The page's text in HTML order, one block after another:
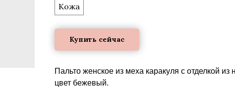
Кожа
Купить сейчас
Пальто женское из меха каракуля с отделкой из
цвет бежевый.